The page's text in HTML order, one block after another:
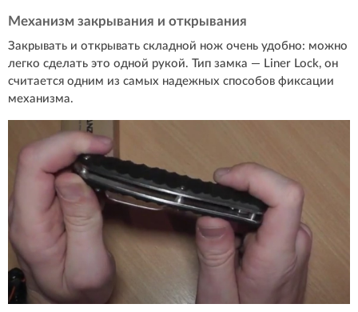
Механизм закрывания и открывания
Закрывать и открывать складной нож очень удобно: можно
легко сделать это одной рукой. Тип замка — Liner Lock, он
считается одним из самых надежных способов фиксации
механизма.